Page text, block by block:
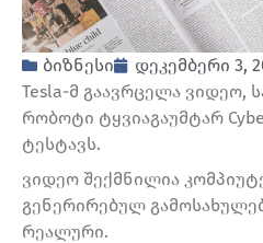
ბიზნესი
დეკემბერი 3,
Tesla-მ გაავრცელა ვიდეო,
რობოტი ტყვიაგაუმტარ
ტესტავს.
ვიდეო შექმნილია
გენერირებულ
რეალური.